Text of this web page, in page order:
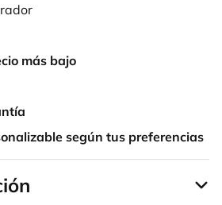
más bajo
según tus preferencias